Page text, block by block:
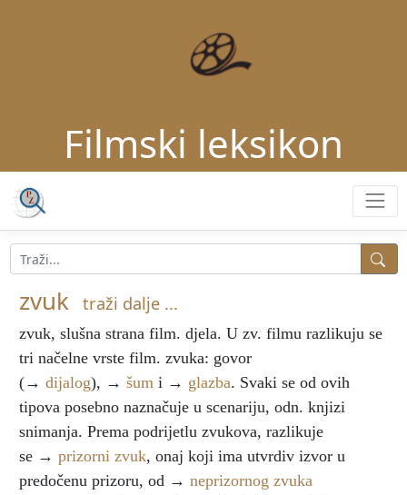
Filmski leksikon
zvuk traži dalje ...
zvuk, slušna strana film. djela. U zv. filmu razlikuju se
tri načelne vrste film. zvuka: govor
(→ dijalog), → šum i → glazba. Svaki se od ovih
tipova posebno naznačuje u scenariju, odn. knjizi
snimanja. Prema podrijetlu zvukova, razlikuje
se → prizorni zvuk, onaj koji ima utvrdiv izvor u
predočenu prizoru, od → neprizornog zvuka